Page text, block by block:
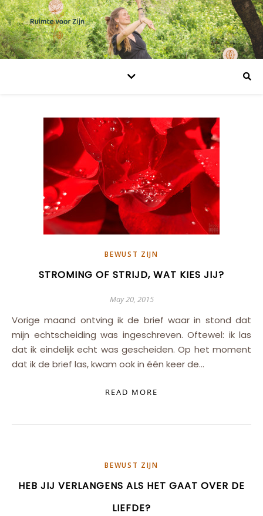
BEWUST ZIJN
STROMING OF STRIJD, WAT KIES JIJ?
May 20, 2015
Vorige maand ontving ik de brief waar in stond dat
mijn echtscheiding was ingeschreven. Oftewel: ik las
dat ik eindelijk echt was gescheiden. Op het moment
dat ik de brief las, kwam ook in één keer de…
READ MORE
BEWUST ZIJN
HEB JIJ VERLANGENS ALS HET GAAT OVER DE
LIEFDE?